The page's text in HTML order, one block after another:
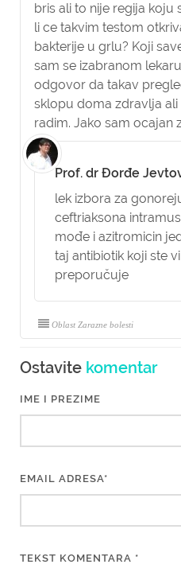
bris ali to nije regija
li ce takvim testom
bakterije u grlu? Koji
sam se izabranom
odgovor da takav
sklopu doma zdravlja
radim. Jako sam ocajan
Prof. dr Đorđe
lek izbora za
ceftriaksona
mođe i azitromicin
taj antibiotik koji ste
preporučuje
Oblast Zarazne bolesti
Ostavite komentar
IME I PREZIME
EMAIL ADRESA*
TEKST KOMENTARA *